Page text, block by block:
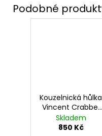
Kouzelnická hůlka
Vincent Crabbe,
Harry Potter
Skladem
850 Kč